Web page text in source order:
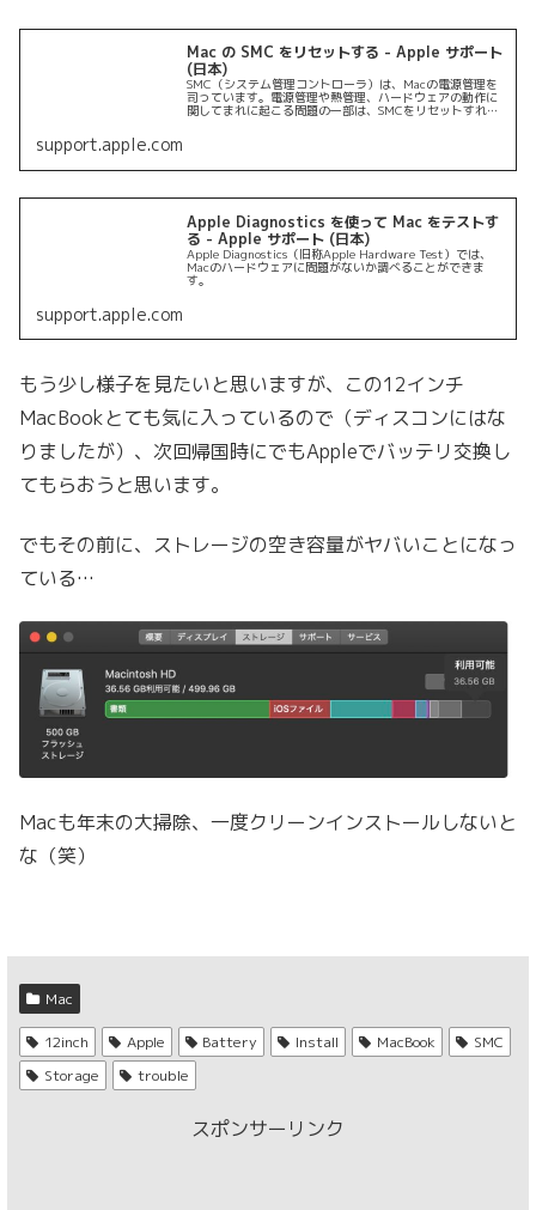
Mac の SMC をリセットする - Apple サポート
(日本)
SMC（システム管理コントローラ）は、Macの電源管理を
司っています。電源管理や熱管理、ハードウェアの動作に
関してまれに起こる問題の一部は、SMCをリセットすれば
support.apple.com
Apple Diagnostics を使って Mac をテストす
る - Apple サポート (日本)
Apple Diagnostics（旧称Apple Hardware Test）では、
Macのハードウェアに問題がないか調べることができま
す。
support.apple.com
もう少し様子を見たいと思いますが、この12インチ
MacBookとても気に入っているので（ディスコンにはな
りましたが）、次回帰国時にでもAppleでバッテリ交換し
てもらおうと思います。
でもその前に、ストレージの空き容量がヤバいことになっ
ている…
Macも年末の大掃除、一度クリーンインストールしないと
な（笑）
Mac
12inch Apple Battery Install MacBook
SMC
Storage
trouble
スポンサーリンク